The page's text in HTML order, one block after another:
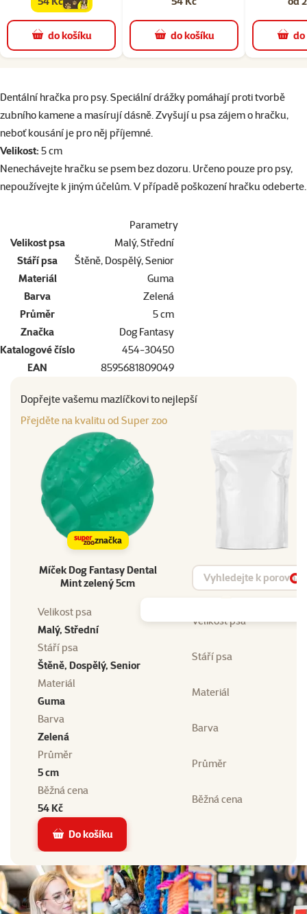
familycena
do košíku do košíku
superzoo.product.detail.content
Dentální hračka pro psy. Speciální drážky pomáhají proti tvorbě
zubního kamene a masírují dásně. Zvyšují u psa zájem o hračku,
neboť kousání je pro něj příjemné.
Velikost: 5 cm
Nenechávejte hračku se psem bez dozoru. Určeno pouze pro psy,
nepoužívejte k jiným účelům. V případě poškození hračku odeberte.
Parametry
Velikost psa
Malý, Střední
Stáří psa
Štěně, Dospělý, Senior
Materiál
Guma
Barva
Zelená
Průměr
5 cm
Značka
Dog Fantasy
Katalogové číslo
454-30450
EAN
8595681809049
Dopřejte vašemu mazlíčkovi to nejlepší
Přejděte na kvalitu od Super zoo
značka
Míček Dog Fantasy Dental
Mint zelený 5cm
Vyhledat produkt
Velikost psa
Malý, Střední
Velikost psa
Stáří psa
Štěně, Dospělý, Senior
Stáří psa
Materiál
Guma
Materiál
Barva
Zelená
Barva
Průměr
5 cm
Průměr
Běžná cena
54 Kč
Běžná cena
Do košíku